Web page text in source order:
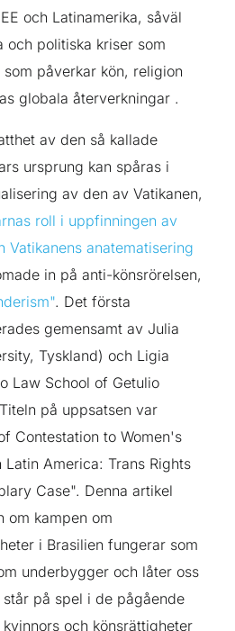
och Latinamerika, såväl
och politiska kriser som
påverkar kön, religion
globala återverkningar .
av den så kallade
ursprung kan spåras i
av den av Vatikanen,
roll i uppfinningen av
Vatikanens anatematisering
in på anti-könsrörelsen,
. Det första
gemensamt av Julia
Tyskland) och Ligia
Law School of Getulio
på uppsatsen var
Contestation to Women's
America: Trans Rights
Case". Denna artikel
om kampen om
i Brasilien fungerar som
underbygger och låter oss
på spel i de pågående
och könsrättigheter